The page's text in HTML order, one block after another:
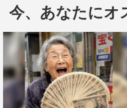
駆けて、6月1日（金）18
「レキシ TOUR 2018」
チケット：指定席 ￥
※4歳以上チケット必要
今、あなたにオ